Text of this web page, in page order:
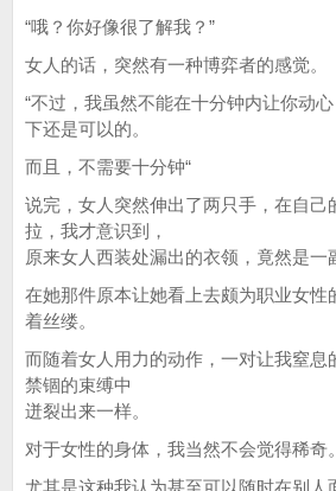
“哦？你好像很了解我？”
女人的话，突然有一种博弈者的感觉。
“不过，我虽然不能在十分钟内让你动
下还是可以的。
而且，不需要十分钟“
说完，女人突然伸出了两只手，在自己
拉，我才意识到，
原来女人西装处漏出的衣领，竟然是一
在她那件原本让她看上去颇为职业女性
着丝缕。
而随着女人用力的动作，一对让我窒息
禁锢的束缚中
迸裂出来一样。
对于女性的身体，我当然不会觉得稀奇。
尤其是这种我认为甚至可以随时在别人